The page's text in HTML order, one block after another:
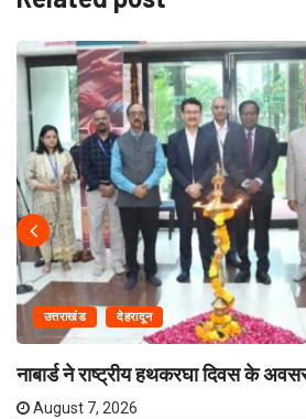
उत्तराखंड देहरादून
नाबार्ड ने राष्ट्रीय हथकरघा दिवस के
August 7, 2026